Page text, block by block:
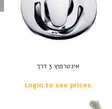
אינטרפוץ 3 דרך
Login to see prices